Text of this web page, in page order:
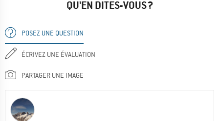
QU'EN DITES-VOUS ?
POSEZ UNE QUESTION
ÉCRIVEZ UNE ÉVALUATION
PARTAGER UNE IMAGE